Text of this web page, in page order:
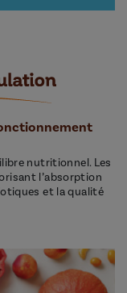
nutritionnel. Les
l’absorption
et la qualité